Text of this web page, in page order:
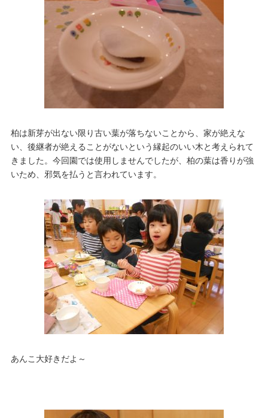
柏は新芽が出ない限り古い葉が落ちないことから、家が絶えな
い、後継者が絶えることがないという縁起のいい木と考えられて
きました。今回園では使用しませんでしたが、柏の葉は香りが強
いため、邪気を払うと言われています。
あんこ大好きだよ～